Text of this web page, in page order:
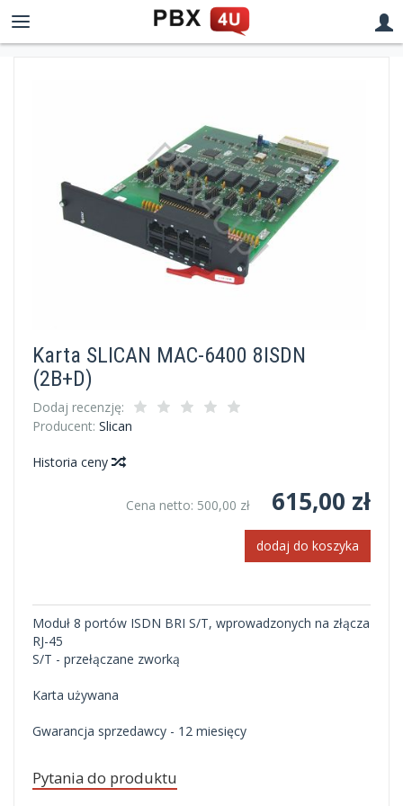
Karta SLICAN MAC-6400 8ISDN
(2B+D)
Dodaj recenzję:
Producent: Slican
Historia ceny
Cena netto: 500,00 zł 615,00 zł
dodaj do koszyka
Moduł 8 portów ISDN BRI S/T, wprowadzonych na złącza
RJ-45
S/T - przełączane zworką
Karta używana
Gwarancja sprzedawcy - 12 miesięcy
Pytania do produktu